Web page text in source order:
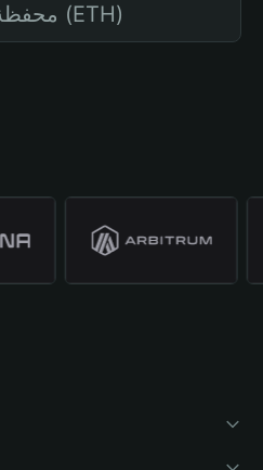
محفظة إيثيريوم (ETH)